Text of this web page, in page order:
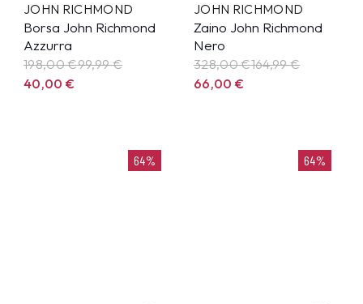
JOHN RICHMOND
Borsa John Richmond
Azzurra
198,00 €99,99€
40,00€
JOHN RICHMOND
Zaino John Richmond
Nero
328,00 €164,99€
66,00€
64% 64%